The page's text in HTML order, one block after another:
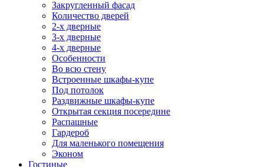
Закругленный фасад
Количество дверей
2-х дверные
3-х дверные
4-х дверные
Особенности
Во всю стену
Встроенные шкафы-купе
Под потолок
Раздвижные шкафы-купе
Открытая секция посередине
Распашные
Гардероб
Для маленького помещения
Эконом
Гостиные